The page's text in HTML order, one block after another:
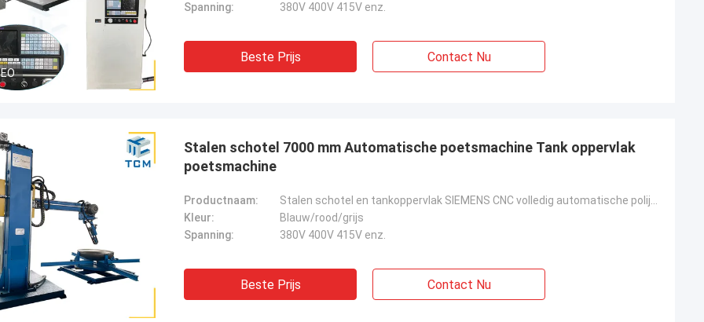
Spanning:
380V 400V 415V enz.
Beste Prijs Contact Nu
Stalen schotel 7000 mm Automatische poetsmachine Tank oppervlak
poetsmachine
Productnaam:
Kleur:
Blauw/rood/grijs
Spanning:
380V 400V 415V enz.
Beste Prijs Contact Nu